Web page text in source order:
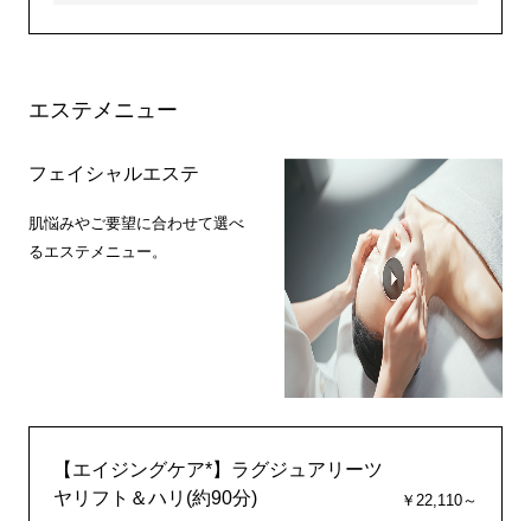
エステメニュー
フェイシャルエステ
肌悩みやご要望に合わせて選べ
るエステメニュー。
【エイジングケア*】ラグジュアリーツ
ヤリフト＆ハリ(約90分)
￥22,110～